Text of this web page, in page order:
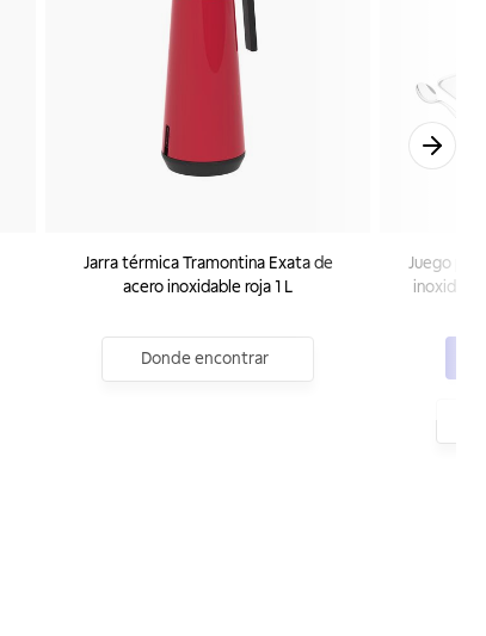
Jarra térmica Tramontina Exata de
acero inoxidable roja 1 L
Donde encontrar
Juego